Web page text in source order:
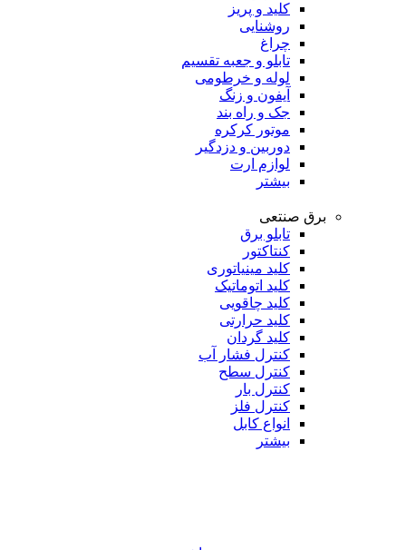
کلید و پریز
روشنایی
چراغ
تابلو و جعبه تقسیم
لوله و خرطومی
آیفون و زنگ
جک و راه بند
موتور کرکره
دوربین و دزدگیر
لوازم ارت
بیشتر
برق صنتعی
تابلو برق
کنتاکتور
کلید مینیاتوری
کلید اتوماتیک
کلید چاقویی
کلید حرارتی
کلید گردان
کنترل فشار آب
کنترل سطح
کنترل بار
کنترل فلز
انواع کابل
بیشتر